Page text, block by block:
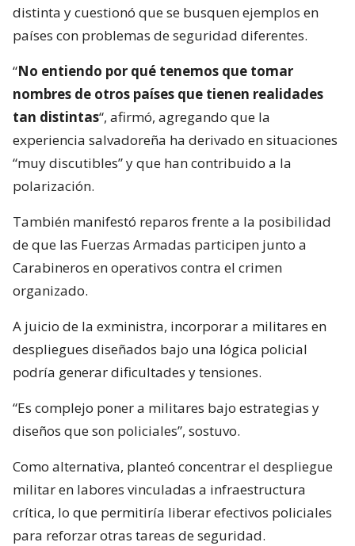
distinta y cuestionó que se busquen ejemplos en
países con problemas de seguridad diferentes.
“No entiendo por qué tenemos que tomar
nombres de otros países que tienen realidades
tan distintas“, afirmó, agregando que la
experiencia salvadoreña ha derivado en situaciones
“muy discutibles” y que han contribuido a la
polarización.
También manifestó reparos frente a la posibilidad
de que las Fuerzas Armadas participen junto a
Carabineros en operativos contra el crimen
organizado.
A juicio de la exministra, incorporar a militares en
despliegues diseñados bajo una lógica policial
podría generar dificultades y tensiones.
“Es complejo poner a militares bajo estrategias y
diseños que son policiales”, sostuvo.
Como alternativa, planteó concentrar el despliegue
militar en labores vinculadas a infraestructura
crítica, lo que permitiría liberar efectivos policiales
para reforzar otras tareas de seguridad.